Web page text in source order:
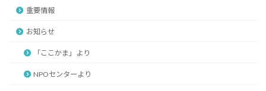
重要情報
お知らせ
「ここかま」より
NPOセンターより